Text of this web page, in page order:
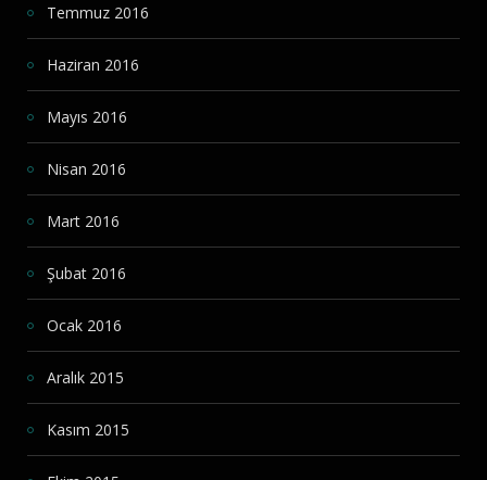
Temmuz 2016
Haziran 2016
Mayıs 2016
Nisan 2016
Mart 2016
Şubat 2016
Ocak 2016
Aralık 2015
Kasım 2015